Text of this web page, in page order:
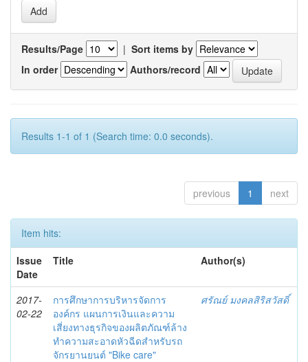
Results/Page | Sort items by
In order
Authors/record
Results 1-1 of 1 (Search time: 0.0 seconds).
previous 1 next
Item hits:
Issue
Date
Title Author(s)
2017-
02-22
การศึกษาการบริหารจัดการ
องค์กร แผนการเงินและความ
เสี่ยงทางธุรกิจของผลิตภัณฑ์ล้าง
ทำความสะอาดหัวฉีดสำหรับรถ
จักรยานยนต์ "Bike care"
ศรัณย์ มงคลสิริสวัสดิ์